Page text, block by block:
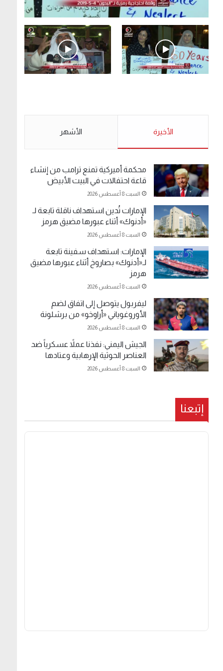
.وقفة احتجاجية رمزية لـ”#البدون” في ساحة الإرادة
الأحد 5 مايو 2019
مخدرات يعني ولا خمر؟!.
الأخيرة الأشهر
محكمة أميركية تمنع ترامب من إنشاء
قاعة احتفالات في البيت الأبيض
السبت 8 أغسطس 2026
الإمارات تُدين استهداف ناقلة تابعة لـ
«أدنوك» أثناء عبورها مضيق هرمز
السبت 8 أغسطس 2026
الإمارات: استهداف سفينة تابعة
لـ«أدنوك» بصاروخ أثناء عبورها مضيق
هرمز
السبت 8 أغسطس 2026
ليفربول يتوصل إلى اتفاق لضم
الأوروغوياني «أراوخو» من برشلونة
السبت 8 أغسطس 2026
الجيش اليمني: نفذنا عملاً عسكرياً ضد
العناصر الحوثية الإرهابية وعتادها
السبت 8 أغسطس 2026
إتبعنا